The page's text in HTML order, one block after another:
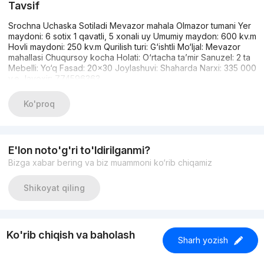
Tavsif
Srochna Uchaska Sotiladi Mevazor mahala Olmazor tumani Yer
maydoni: 6 sotix 1 qavatli, 5 xonali uy Umumiy maydon: 600 kv.m
Hovli maydoni: 250 kv.m Qurilish turi: G‘ishtli Mo‘ljal: Mevazor
mahallasi Chuqursoy kocha Holati: O‘rtacha ta’mir Sanuzel: 2 ta
Mebelli: Yo‘q Fasad: 20×30 Joylashuvi: Shaharda Narxi: 335 000
y.e Javoxir: 774596363
Ko'proq
E'lon noto'g'ri to'ldirilganmi?
Bizga xabar bering va biz muammoni ko‘rib chiqamiz
Shikoyat qiling
Ko'rib chiqish va baholash Sharh yozish